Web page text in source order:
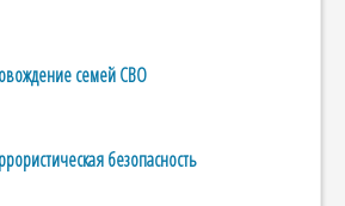
семей СВО
безопасность